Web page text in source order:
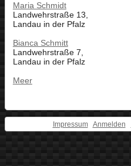
Maria Schmidt
Landwehrstraße 13,
Landau in der Pfalz
Bianca Schmitt
Landwehrstraße 7,
Landau in der Pfalz
Meer
Impressum Anmelden